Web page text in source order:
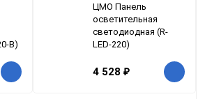
B)
ЦМО Панель
осветительная
светодиодная (R-
LED-220)
4 528 ₽